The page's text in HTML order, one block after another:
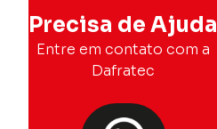
Precisa de Ajuda
Entre em contato com a
Dafratec